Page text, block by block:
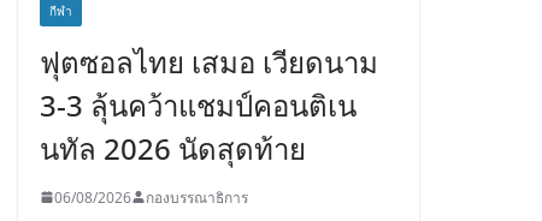
กีฬา
ฟุตซอลไทย เสมอ เวียดนาม
3-3 ลุ้นคว้าแชมป์คอนติเน
นทัล 2026 นัดสุดท้าย
06/08/2026 กองบรรณาธิการ